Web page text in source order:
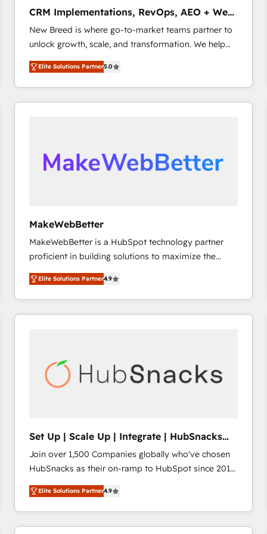
2️⃣ AIエージェント組織構築 営業・マーケティング業務
の一部をAIが自律実行する組織への移行を設計・実装。
Breeze・Claude等をHubSpotと連携させ、役割定義・
運用ルール・成果指標まで含めて設計します。 3️⃣ 全社
DX × AI推進のPMO伴走支援 複数部門をまたぐDX×AI変
革を、構想から実装・定着までPMOとして主導。「設
定の代行ではなく、設計の責任」を引き受け、部門横断
提供。 ▸ 既存CRM・MAからの移行支援：Salesforce・
ンツとサイト構造を最適化。 🏆 なぜ100incを選ぶの
ード受賞・HUGリーダー ✓ ISO27001:2022 /
ISO9001:2015 取得 ✓ 400社以上の導入実績 ✓
HubSpot大百科 出版 CRM・AI活用に関するご相談、現
CRM Implementations, RevOps, AEO + Web,
Demand Gen
New Breed is where go-to-market teams partner to
unlock growth, scale, and transformation. We help
companies activate HubSpot’s AI-powered
customer platform and operationalize HubSpot’s
Loop Marketing framework through expert-led
services, smart agents, and purpose-built apps,
🎯Demand Gen & ABM: Drive pipeline with inbound,
ABM, AEO, SEO, & paid media that fuel growth. 👩‍💻
configure HubSpot AI, & maximize AEO with tailored
AI services. 🧩Integrations: Extend HubSpot with
custom integrations, hosting, & maintenance. As
HubSpot’s only Elite Partner with all 8 Accreditations
and a 3× Partner of the Year, New Breed turns
HubSpot into your engine for measurable, durable
growth.
Elite Solutions Partner5.0
MakeWebBetter
MakeWebBetter is a HubSpot technology partner
proficient in building solutions to maximize the
operational efficiency of HubSpot. The fastest-
growing tech-enabler & facilitator, MakeWebBetter,
hands you the blend of HubSpot expertise &
eminent solutions & integrations. Trust us to
Premier Partner 2023 🌟5 HubSpot Accreditations 🌟
Won HubSpot Theme Challenge 2021 🌟INBOUND’19
HubSpot experience ✔️Flexible pricing models —
Hourly-fee (assigned one Dedicated HubSpot
Admin); Monthly-fee (HubSpot Admin + Project
Manager); and Fixed Project Cost (as per
requirement). ✔️Helped over 25,000+ customers so
far with our HubSpot solutions. ✔️Bespoke apps &
on-demand bundle services. Connect with us today!
Elite Solutions Partner4.9
Set Up | Scale Up | Integrate | HubSnacks
FlexPlan
Join over 1,500 Companies globally who've chosen
HubSnacks as their on-ramp to HubSpot since 2014
Simple pay-as-you-go plans that accelerate value...
1️⃣ Set Up | Onboarding New or Check-fixing existing
HubSpot portals 2️⃣ Scale Up | 100% HubSpot Task
Execution... Global 24/7 ... All Experts 3️⃣ Integrate |
Elite Solutions Partner4.9